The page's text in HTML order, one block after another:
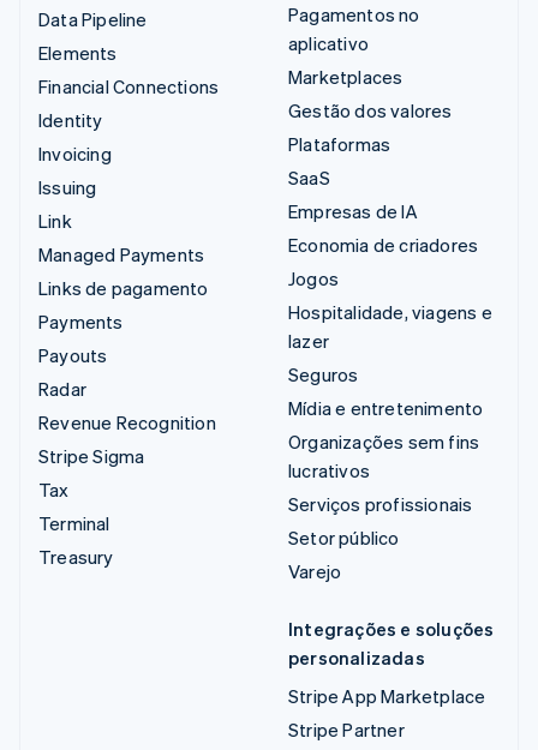
Data Pipeline
Elements
Financial Connections
Identity
Invoicing
Issuing
Link
Managed Payments
Links de pagamento
Payments
Payouts
Radar
Revenue Recognition
Stripe Sigma
Tax
Terminal
Treasury
Pagamentos no
aplicativo
Marketplaces
Gestão dos valores
Plataformas
SaaS
Empresas de IA
Economia de criadores
Jogos
Hospitalidade, viagens e
lazer
Seguros
Mídia e entretenimento
Organizações sem fins
lucrativos
Serviços profissionais
Setor público
Varejo
Integrações e soluções
personalizadas
Stripe App Marketplace
Stripe Partner